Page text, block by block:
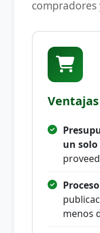
un
menos